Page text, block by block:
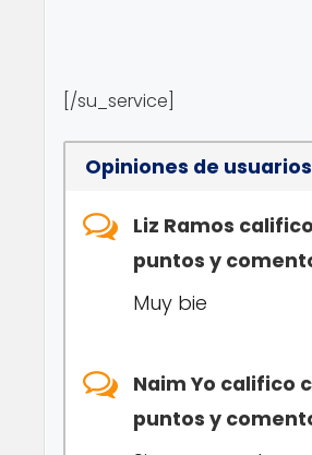
[/su_service]
Opiniones de usuarios
Liz Ramos
puntos y
Muy bie
Naim Yo califico
puntos y